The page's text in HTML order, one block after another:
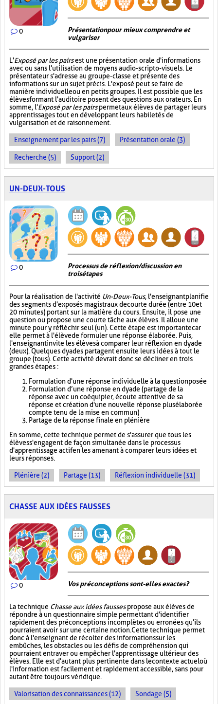
0
Présentation pour mieux comprendre et
vulgariser
L'Exposé par les pairsest une présentation orale d'informations
avec ou sans l'utilisation de moyens audio-scripto-visuels. Le
présentateur s'adresse au groupe-classe et présente des
informations sur un sujet précis. L'exposé peut se faire de
manière individuelle ou en petits groupes. Il est possible que les
élèves formant l'auditoire posent des questions aux orateurs. En
somme, l'Exposé par les pairspermet aux élèves de partager leurs
apprentissages tout en développant leurs habiletés de
vulgarisation et de raisonnement.
Enseignement par les pairs (7) Présentation orale (3)
Recherche (5) Support (2)
UN-DEUX-TOUS
0
Processus de réflexion/discussion en
trois étapes
Pour la réalisation de l'activité Un-Deux-Tous, l'enseignant planifie
des segments d'exposés magistraux de courte durée (entre 10 et
20 minutes) portant sur la matière du cours. Ensuite, il pose une
question ou propose une courte tâche aux élèves. Il alloue une
minute pour y réfléchir seul (un). Cette étape est importante car
elle permet à l'élève de formuler une réponse élaborée. Puis,
l'enseignant invite les élèves à comparer leur réflexion en dyade
(deux). Quelques dyades partagent ensuite leurs idées à tout le
groupe (tous). Cette activité devrait donc se décliner en trois
grandes étapes :
Formulation d'une réponse individuelle à la question posée
Formulation d’une réponse en dyade (partage de la
réponse avec un coéquipier, écoute attentive de sa
réponse et création d'une nouvelle réponse plus élaborée
compte tenu de la mise en commun)
Partage de la réponse finale en plénière
En somme, cette technique permet de s'assurer que tous les
élèves s'engagent de façon simultanée dans le processus
d'apprentissage actif en les amenant à comparer leurs idées et
leurs réponses.
Plénière (2) Partage (13) Réflexion individuelle (31)
CHASSE AUX IDÉES FAUSSES
0 Vos préconceptions sont-elles exactes ?
La technique Chasse aux idées faussespropose aux élèves de
répondre à un questionnaire simple permettant d'identifier
rapidement des préconceptions incomplètes ou erronées qu'ils
pourraient avoir sur une certaine notion. Cette technique permet
donc à l'enseignant de récolter des informations sur les
embûches, les obstacles ou les défis de compréhension qui
pourraient entraver ou empêcher l'apprentissage ultérieur des
élèves. Elle est d'autant plus pertinente dans le contexte actuel où
l'information est facilement et rapidement accessible, sans pour
autant être toujours véridique.
Valorisation des connaissances (12) Sondage (5)